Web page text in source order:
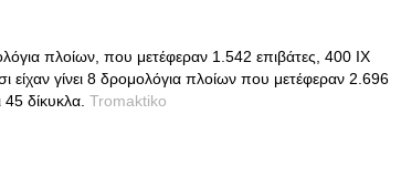
πλοίων, που μετέφεραν 1.542 επιβάτες, 400 ΙΧ
είχαν γίνει 8 δρομολόγια πλοίων που μετέφεραν 2.696
δίκυκλα. Tromaktiko